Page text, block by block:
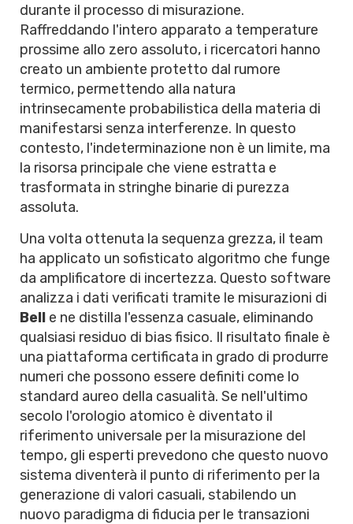
durante il processo di misurazione.
Raffreddando l'intero apparato a temperature
prossime allo zero assoluto, i ricercatori hanno
creato un ambiente protetto dal rumore
termico, permettendo alla natura
intrinsecamente probabilistica della materia di
manifestarsi senza interferenze. In questo
contesto, l'indeterminazione non è un limite, ma
la risorsa principale che viene estratta e
trasformata in stringhe binarie di purezza
assoluta.
Una volta ottenuta la sequenza grezza, il team
ha applicato un sofisticato algoritmo che funge
da amplificatore di incertezza. Questo software
analizza i dati verificati tramite le misurazioni di
Bell e ne distilla l'essenza casuale, eliminando
qualsiasi residuo di bias fisico. Il risultato finale è
una piattaforma certificata in grado di produrre
numeri che possono essere definiti come lo
standard aureo della casualità. Se nell'ultimo
secolo l'orologio atomico è diventato il
riferimento universale per la misurazione del
tempo, gli esperti prevedono che questo nuovo
sistema diventerà il punto di riferimento per la
generazione di valori casuali, stabilendo un
nuovo paradigma di fiducia per le transazioni